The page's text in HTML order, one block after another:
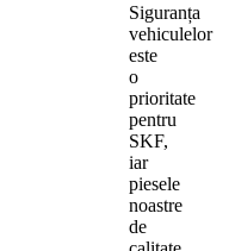
Siguranța
vehiculelor
este
o
prioritate
pentru
SKF,
iar
piesele
noastre
de